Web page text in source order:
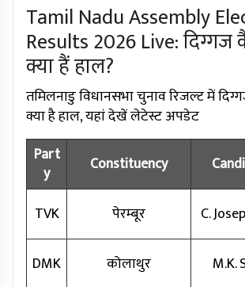
Tamil Nadu Assembly
Results 2026 Live:
क्या हैं हाल?
तमिलनाडु विधानसभा चुनाव रिजल्ट में
क्या है हाल, यहां देखें लेटेस्ट अपडेट
Part
y
Constituency
TVK
पेरम्बूर C.
DMK
कोलाथुर M.K.